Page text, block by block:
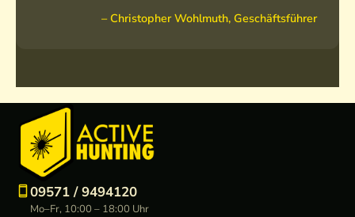
– Christopher Wohlmuth, Geschäftsführer
09571 / 9494120
Mo–Fr, 10:00 – 18:00 Uhr